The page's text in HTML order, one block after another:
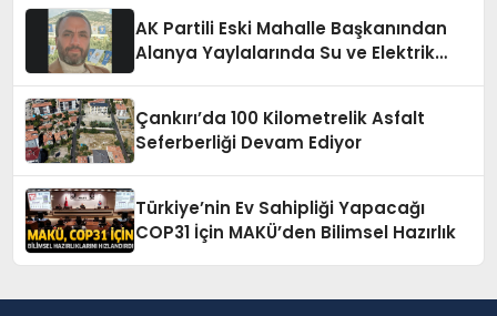
AK Partili Eski Mahalle Başkanından
Alanya Yaylalarında Su ve Elektrik
Çankırı’da 100 Kilometrelik Asfalt
Seferberliği Devam Ediyor
Türkiye’nin Ev Sahipliği Yapacağı
COP31 İçin MAKÜ’den Bilimsel Hazırlık